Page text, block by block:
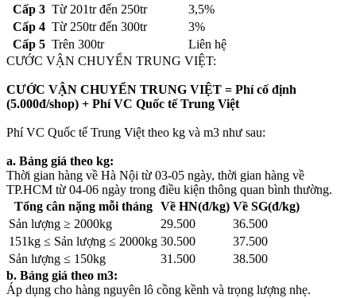
Cấp 3 Từ 201tr đến 250tr
3,5%
Cấp 4 Từ 250tr đến 300tr
3%
Cấp 5 Trên 300tr
Liên hệ
CƯỚC VẬN CHUYỂN TRUNG VIỆT:
CƯỚC VẬN CHUYỂN TRUNG VIỆT = Phí cố định
(5.000đ/shop) + Phí VC Quốc tế Trung Việt
Phí VC Quốc tế Trung Việt theo kg và m3 như sau:
a. Bảng giá theo kg:
Thời gian hàng về Hà Nội từ 03-05 ngày, thời gian hàng về
TP.HCM từ 04-06 ngày trong điều kiện thông quan bình thường.
Tổng cân nặng mỗi tháng
Về HN(đ/kg) Về SG(đ/kg)
Sản lượng ≥ 2000kg
29.500
36.500
151kg ≤ Sản lượng ≤ 2000kg 30.500
37.500
Sản lượng ≤ 150kg
31.500
38.500
b. Bảng giá theo m3:
Áp dụng cho hàng nguyên lô cồng kềnh và trọng lượng nhẹ.